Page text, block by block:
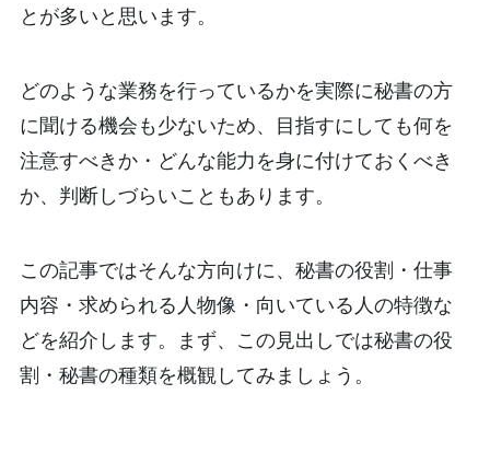
とが多いと思います。
どのような業務を行っているかを実際に秘書の方
に聞ける機会も少ないため、目指すにしても何を
注意すべきか・どんな能力を身に付けておくべき
か、判断しづらいこともあります。
この記事ではそんな方向けに、秘書の役割・仕事
内容・求められる人物像・向いている人の特徴な
どを紹介します。まず、この見出しでは秘書の役
割・秘書の種類を概観してみましょう。